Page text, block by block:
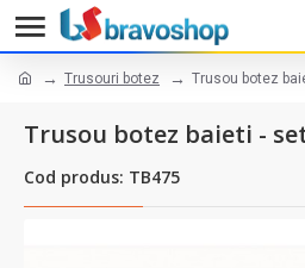
Trusouri botez Trusou botez
Trusou botez baieti -
Cod produs: TB475